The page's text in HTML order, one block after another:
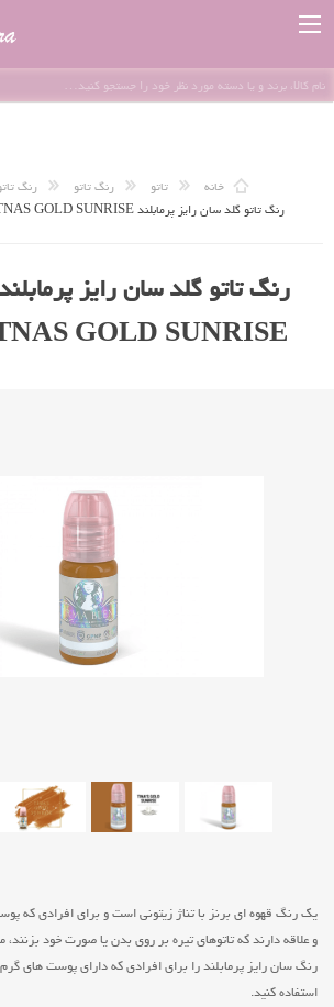
خانه تاتو رنگ تاتو
رنگ
رنگ تاتو گلد سان رایز پرمابلند PERMA BLEND TNAS GOLD SUNRISE
GOLD SUNRISE
یک رنگ قهوه ای برنز با تناژ زیتونی است و برای افرادی که
و علاقه دارند که تاتوهای تیره بر روی بدن یا صورت خود
رنگ سان رایز پرمابلند را برای افرادی که دارای پوست های
استفاده کنید.